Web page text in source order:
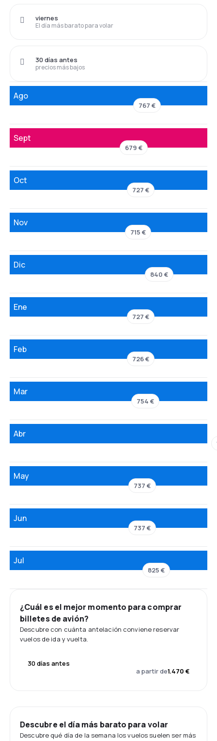
El día más barato para volar
viernes
precios más bajos
30 días antes
Ago
767 €
Sept
679 €
Oct
727 €
Nov
715 €
Dic
840 €
Ene
727 €
Feb
726 €
Mar
754 €
Abr
May
737 €
Jun
737 €
Jul
825 €
¿Cuál es el mejor momento para comprar
billetes de avión?
Descubre con cuánta antelación conviene reservar
vuelos de ida y vuelta.
30 días antes
a partir de1.470 €
Descubre el día más barato para volar
Descubre qué día de la semana los vuelos suelen ser más